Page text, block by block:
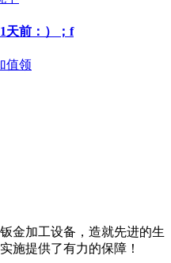
天前：）；f
值领
金加工设备，造就先进的生
施提供了有力的保障！